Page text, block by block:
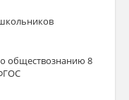
обществознанию 8